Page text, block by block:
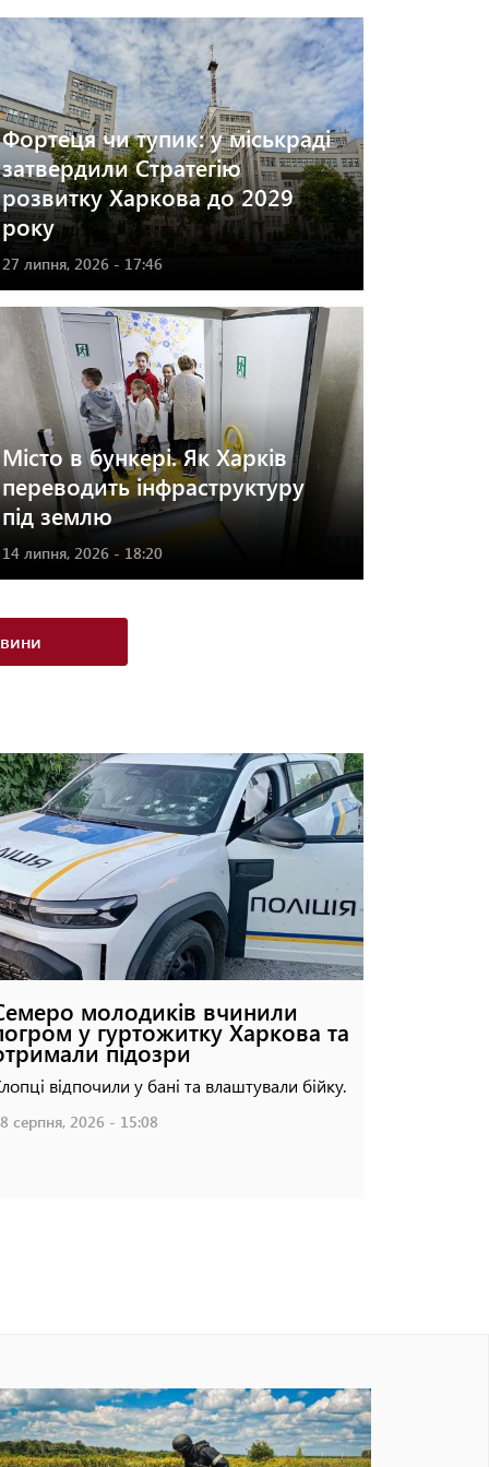
Фортеця чи тупик: у міськраді
затвердили Стратегію
розвитку Харкова до 2029
року
27 липня, 2026 - 17:46
Місто в бункері. Як Харків
переводить інфраструктуру
під землю
14 липня, 2026 - 18:20
молодиків вчинили
у гуртожитку Харкова та
підозри
відпочили у бані та влаштували бійку.
серпня, 2026 - 15:08